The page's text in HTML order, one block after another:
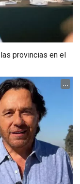
provincias en el
...